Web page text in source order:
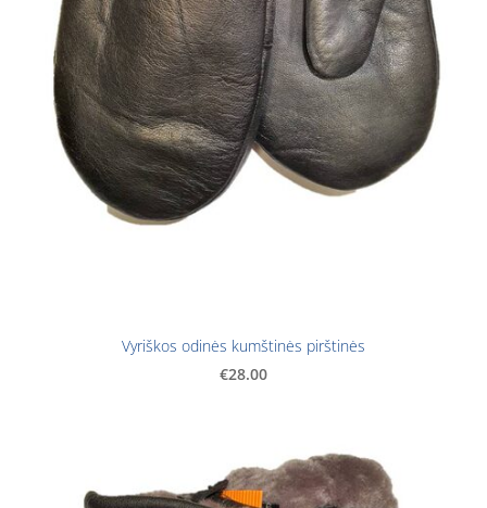
Vyriškos odinės kumštinės pirštinės
€28.00